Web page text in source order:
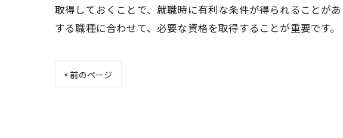
取得しておくことで、就職時に有利な条件が得られることが
する職種に合わせて、必要な資格を取得することが重要です。
< 前のページ